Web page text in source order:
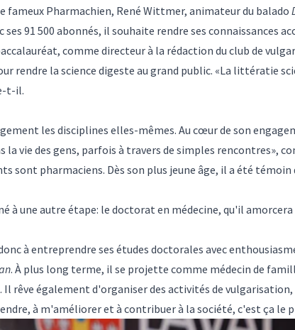
fameux Pharmachien, René Wittmer, animateur du balado
ses 91 500 abonnés, il souhaite rendre ses connaissances
comme directeur à la rédaction du club de
rendre la science digeste au grand public. «La littératie
t-il.
les disciplines elles-mêmes. Au cœur de son
la vie des gens, parfois à travers de simples rencontres»,
sont pharmaciens. Dès son plus jeune âge, il a été
à une autre étape: le doctorat en médecine, qu'il
à entreprendre ses études doctorales avec
. À plus long terme, il se projette comme médecin de
rêve également d'organiser des activités de vulgarisation,
à m'améliorer et à contribuer à la société, c'est ça